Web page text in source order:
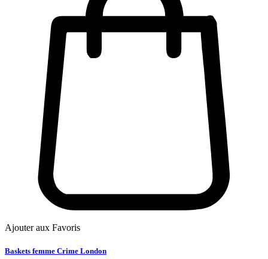
Ajouter aux Favoris
Baskets femme Crime London